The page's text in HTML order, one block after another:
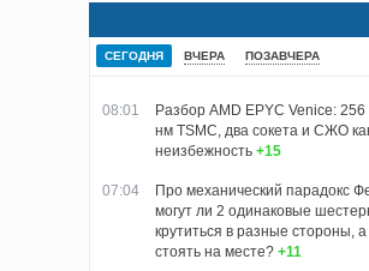
СЕГОДНЯ ВЧЕРА ПОЗАВЧЕРА
08:01
Разбор AMD EPYC Venice:
нм TSMC, два сокета и СЖО
неизбежность +15
07:04
Про механический парадокс
могут ли 2 одинаковые
крутиться в разные стороны, а
стоять на месте? +11